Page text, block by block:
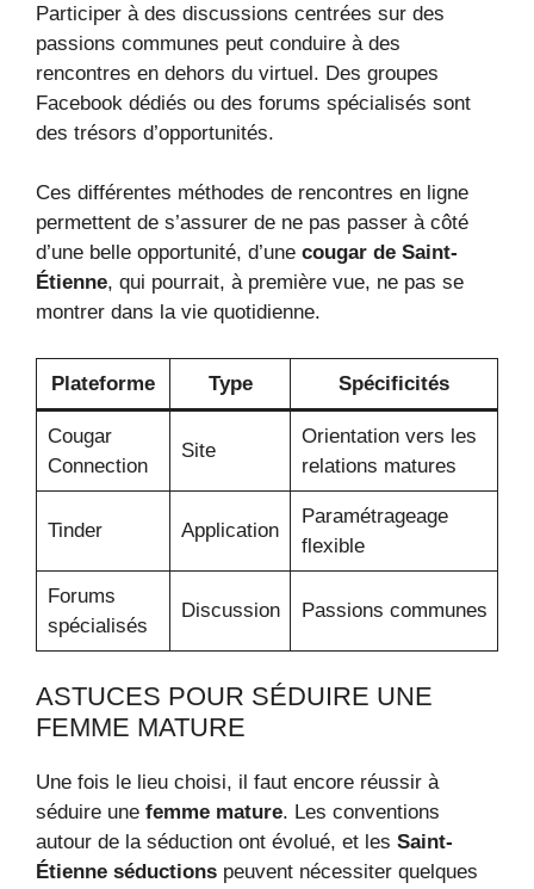
Participer à des discussions centrées sur des
passions communes peut conduire à des
rencontres en dehors du virtuel. Des groupes
Facebook dédiés ou des forums spécialisés sont
des trésors d’opportunités.
Ces différentes méthodes de rencontres en ligne
permettent de s’assurer de ne pas passer à côté
d’une belle opportunité, d’une cougar de Saint-
Étienne, qui pourrait, à première vue, ne pas se
montrer dans la vie quotidienne.
Plateforme Type Spécificités
Cougar
Connection
Site
Orientation vers les
relations matures
Tinder Application
Paramétrageage
flexible
Forums
spécialisés
Discussion Passions communes
ASTUCES POUR SÉDUIRE UNE
FEMME MATURE
Une fois le lieu choisi, il faut encore réussir à
séduire une femme mature. Les conventions
autour de la séduction ont évolué, et les Saint-
Étienne séductions peuvent nécessiter quelques